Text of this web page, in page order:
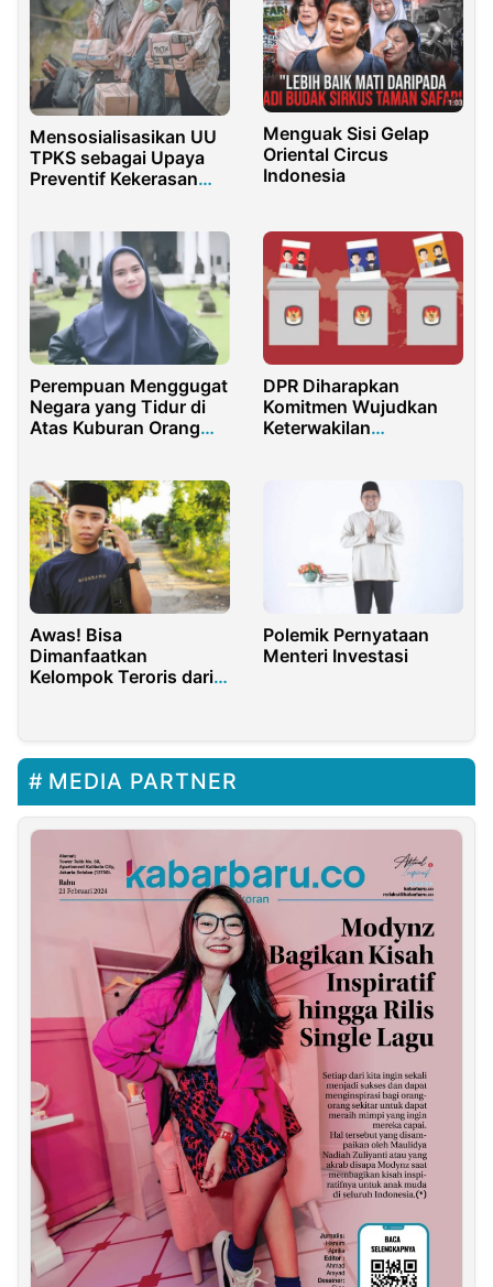
Mensosialisasikan UU
TPKS sebagai Upaya
Preventif Kekerasan
Menguak Sisi Gelap
Oriental Circus
Indonesia
Perempuan Menggugat
Negara yang Tidur di
Atas Kuburan Orang
DPR Diharapkan
Komitmen Wujudkan
Keterwakilan
Awas! Bisa
Dimanfaatkan
Kelompok Teroris dari
Polemik Pernyataan
Menteri Investasi
MEDIA PARTNER